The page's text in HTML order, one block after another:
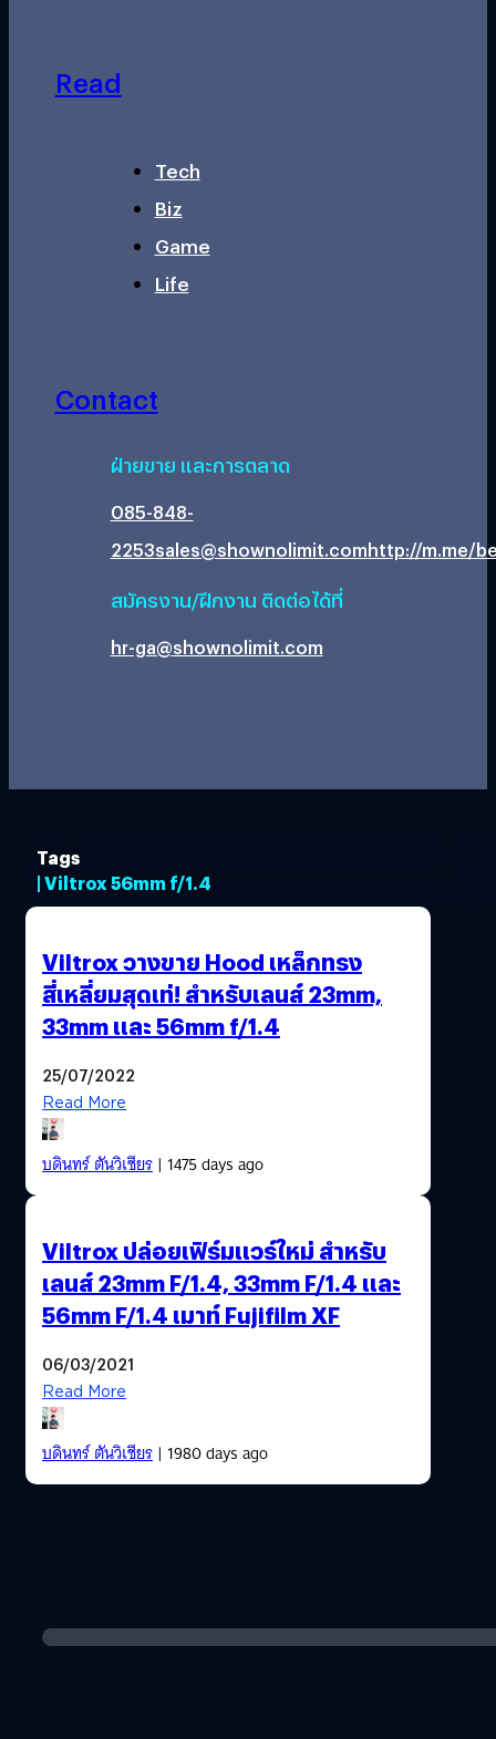
Read
Tech
Biz
Game
Life
Contact
ฝ่ายขาย และการตลาด
085-848-
2253sales@shownolimit.comhttp://m.me/
สมัครงาน/ฝึกงาน ติดต่อได้ที่
hr-ga@shownolimit.com
Tags
| Viltrox 56mm f/1.4
Viltrox วางขาย Hood เหล็กทรง
สี่เหลี่ยมสุดเท่! สำหรับเลนส์ 23mm,
33mm และ 56mm f/1.4
25/07/2022
Read More
บดินทร์ ตันวิเชียร| 1475 days ago
Viltrox ปล่อยเฟิร์มแวร์ใหม่ สำหรับ
เลนส์ 23mm F/1.4, 33mm F/1.4 และ
56mm F/1.4 เมาท์ Fujifilm XF
06/03/2021
Read More
บดินทร์ ตันวิเชียร| 1980 days ago